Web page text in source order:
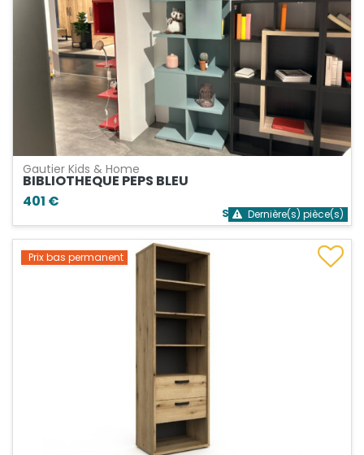
Gautier Kids & Home
BIBLIOTHEQUE PEPS BLEU
401 €
Stock bientôt épuisé
Dernière(s) pièce(s)
Prix bas permanent